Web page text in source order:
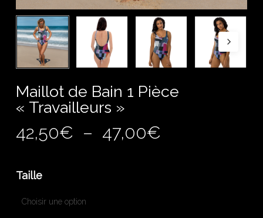
Maillot de Bain 1 Pièce
« Travailleurs »
42,50€ – 47,00€
Taille